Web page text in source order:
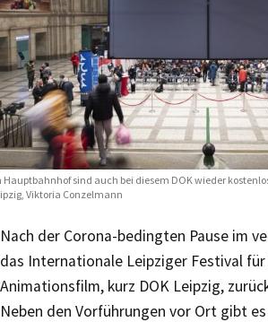
Hauptbahnhof sind auch bei diesem DOK wieder
Viktoria Conzelmann
Nach der Corona-bedingten Pause im
das Internationale Leipziger Festival
Animationsfilm, kurz DOK Leipzig,
Neben den Vorführungen vor Ort gibt